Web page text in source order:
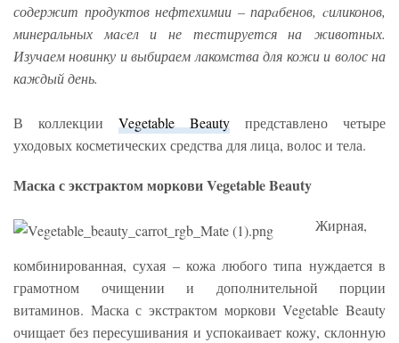
содержит продуктов нефтехимии – парaбенов, cиликонов,
минеральных маcел и не тестируется на животных.
Изучаем новинку и выбираем лакомства для кожи и волос на
каждый день.
В коллекции Vegetable Beauty представлено четыре
уходовых косметических средства для лица, волос и тела.
Маска с экстрактом моркови Vegetable Beauty
Жирная,
комбинированная, сухая – кожа любого типа нуждается в
грамотном очищении и дополнительной порции
витаминов. Маска с экстрактом моркови Vegetable Beauty
очищает без пересушивания и успокаивает кожу, склонную